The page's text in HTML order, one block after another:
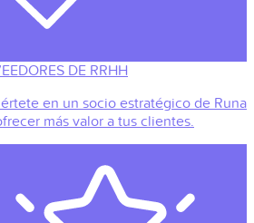
DE RRHH
en un socio estratégico de Runa
más valor a tus clientes.